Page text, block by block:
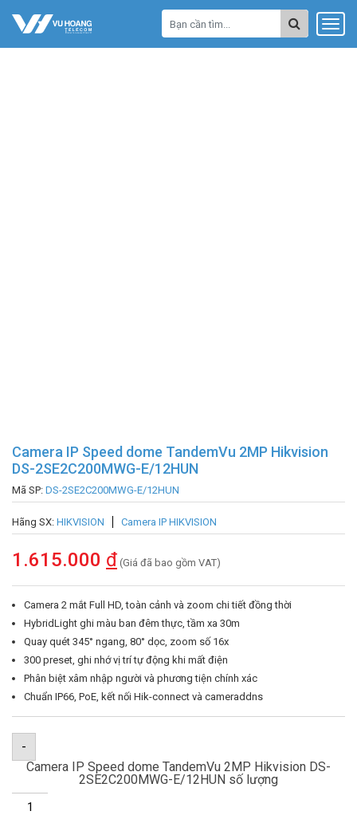
Camera IP Speed dome TandemVu 2MP Hikvision
DS-2SE2C200MWG-E/12HUN
Mã SP: DS-2SE2C200MWG-E/12HUN
Hãng SX: HIKVISION Camera IP HIKVISION
1.615.000 đ (Giá đã bao gồm VAT)
Camera 2 mắt Full HD, toàn cảnh và zoom chi tiết đồng thời
HybridLight ghi màu ban đêm thực, tầm xa 30m
Quay quét 345° ngang, 80° dọc, zoom số 16x
300 preset, ghi nhớ vị trí tự động khi mất điện
Phân biệt xâm nhập người và phương tiện chính xác
Chuẩn IP66, PoE, kết nối Hik-connect và cameraddns
-
Camera IP Speed dome TandemVu 2MP Hikvision DS-
2SE2C200MWG-E/12HUN số lượng